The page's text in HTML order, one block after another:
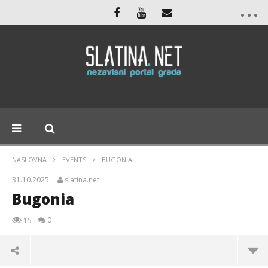
NASLOVNA EVENTS BUGONIA
31.10.2025. slatina.net
Bugonia
15 0